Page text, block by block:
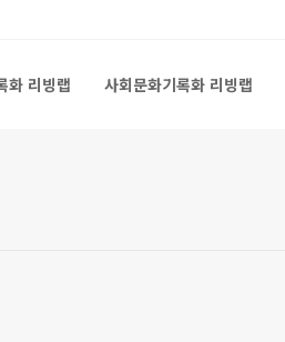
화 리빙랩 사회문화기록화 리빙랩